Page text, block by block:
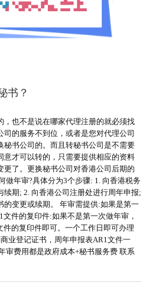
书？
，也不是说在哪家代理注册的就必须找
的服务不到位，或者是您对代理公司
秘书公司的。而且转秘书公司是不需要
意才可以转的，只需要提供相应的资料
更了。更换秘书公司对香港公司后期的
做年审?具体分为3个步骤: 1. 向香港税务
续期; 2. 向香港公司注册处进行周年申报;
的变更或续期。 年审需提供:如果是第一
件的复印件:如果不是第一次做年审，
件的复印件即可。一个工作日即可办理
业登记证书，周年申报表AR1文件一
审费用都是政府成本+秘书服务费 联系